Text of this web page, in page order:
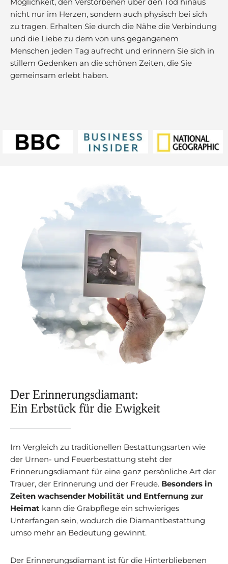
nicht nur im Herzen, sondern auch physisch bei sich
zu tragen. Erhalten Sie durch die Nähe die Verbindung
und die Liebe zu dem von uns gegangenem
Menschen jeden Tag aufrecht und erinnern Sie sich in
stillem Gedenken an die schönen Zeiten, die Sie
gemeinsam erlebt haben.
Der Erinnerungsdiamant:
Ein Erbstück für die Ewigkeit
Im Vergleich zu traditionellen Bestattungsarten wie
der Urnen- und Feuerbestattung steht der
Erinnerungsdiamant für eine ganz persönliche Art der
Trauer, der Erinnerung und der Freude. Besonders in
Zeiten wachsender Mobilität und Entfernung zur
Heimat kann die Grabpflege ein schwieriges
Unterfangen sein, wodurch die Diamantbestattung
umso mehr an Bedeutung gewinnt.
Der Erinnerungsdiamant ist für die Hinterbliebenen